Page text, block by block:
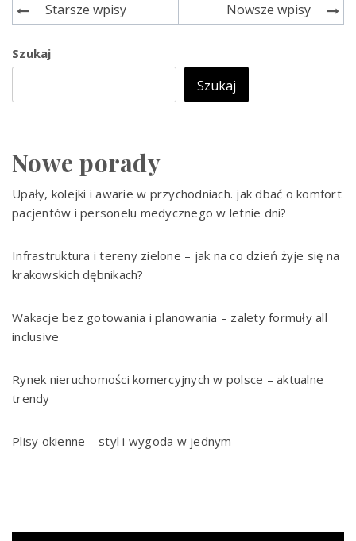
Nawigacja
po
wpisach
Starsze wpisy Nowsze wpisy
Szukaj
Szukaj
Nowe porady
Upały, kolejki i awarie w przychodniach. jak dbać o komfort
pacjentów i personelu medycznego w letnie dni?
Infrastruktura i tereny zielone – jak na co dzień żyje się na
krakowskich dębnikach?
Wakacje bez gotowania i planowania – zalety formuły all
inclusive
Rynek nieruchomości komercyjnych w polsce – aktualne
trendy
Plisy okienne – styl i wygoda w jednym